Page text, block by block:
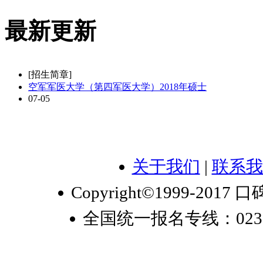
最新更新
[招生简章]
空军军医大学（第四军医大学）2018年硕士
07-05
关于我们 | 联系
Copyright©1999-2017 口
全国统一报名专线：